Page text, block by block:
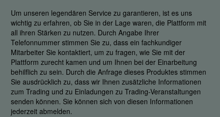
Um unseren legendären Service zu garantieren, ist es uns
wichtig zu erfahren, ob Sie in der Lage waren, die Plattform mit
all ihren Stärken zu nutzen. Durch Angabe Ihrer
Telefonnummer stimmen Sie zu, dass ein fachkundiger
Mitarbeiter Sie kontaktiert, um zu fragen, wie Sie mit der
Plattform zurecht kamen und um Ihnen bei der Einarbeitung
behilflich zu sein. Durch die Anfrage dieses Produktes stimmen
Sie ausdrücklich zu, dass wir Ihnen zusätzliche Informationen
zum Trading und zu Einladungen zu Trading-Veranstaltungen
senden können. Sie können sich von diesen Informationen
jederzeit abmelden.